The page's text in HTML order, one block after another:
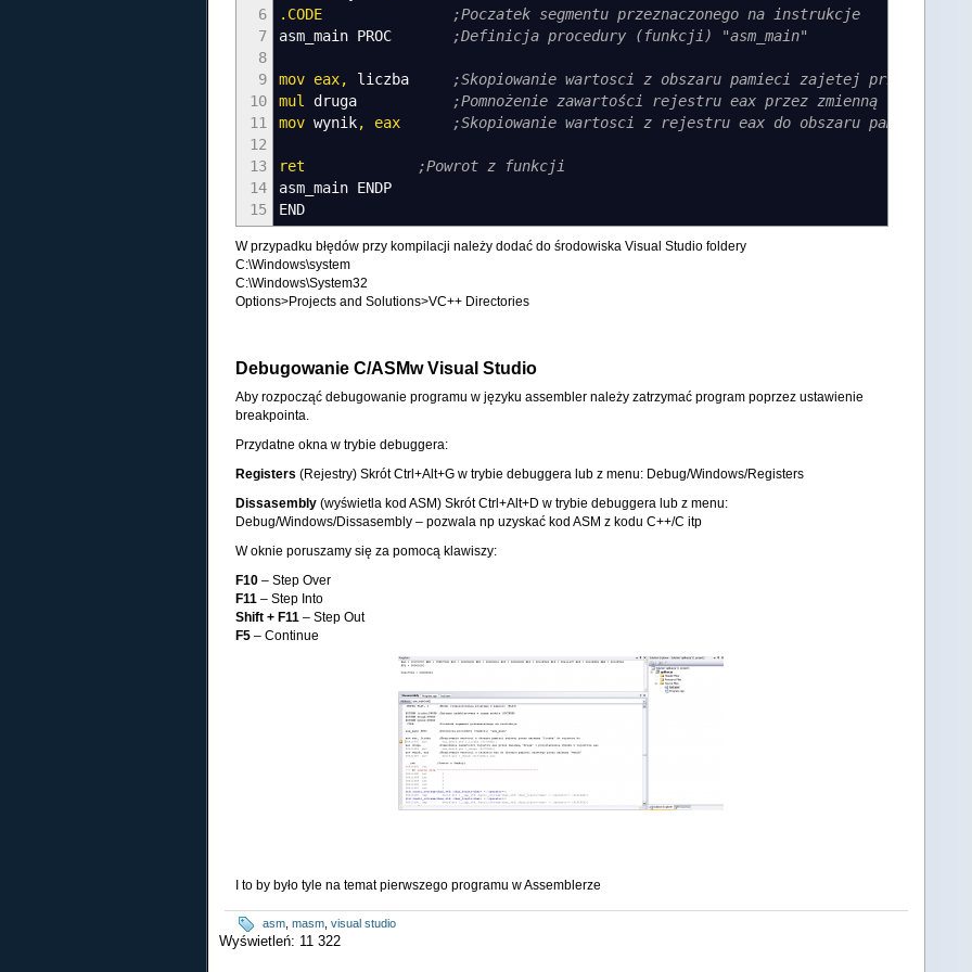
6
7
8
9
10
11
12
13
14
15
. CODE
;Poczatek segmentu przeznaczonego na instrukcje
asm_main PROC
;Definicja procedury (funkcji) "asm_main"
mov eax, liczba
;Skopiowanie wartosci z obszaru pamieci zajetej przez
mul
druga
;Pomnożenie zawartości rejestru eax przez zmienną "druga" i
mov wynik, eax ;Skopiowanie wartosci z rejestru eax do obszaru pamieci
ret
;Powrot z funkcji
asm_main ENDP
END
W przypadku błędów przy kompilacji należy dodać do środowiska Visual Studio foldery
C:\Windows\system
C:\Windows\System32
Options>Projects and Solutions>VC++ Directories
Debugowanie C/ASMw Visual Studio
Aby rozpocząć debugowanie programu w języku assembler należy zatrzymać program poprzez ustawienie
breakpointa.
Przydatne okna w trybie debuggera:
Registers (Rejestry) Skrót Ctrl+Alt+G w trybie debuggera lub z menu: Debug/Windows/Registers
Dissasembly (wyświetla kod ASM) Skrót Ctrl+Alt+D w trybie debuggera lub z menu:
Debug/Windows/Dissasembly – pozwala np uzyskać kod ASM z kodu C++/C itp
W oknie poruszamy się za pomocą klawiszy:
F10 – Step Over
F11 – Step Into
Shift + F11 – Step Out
F5 – Continue
I to by było tyle na temat pierwszego programu w Assemblerze
asm masm visual studio
Wyświetleń: 11 322